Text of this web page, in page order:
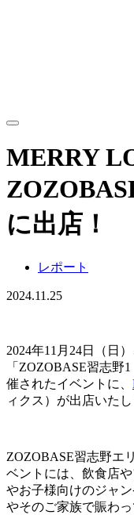
MERRY
に出店！
レポート
2024.11.25
2024年11月24日（日
「ZOZOBASE習志野
催されたイベントに、
ィクス）が出店いたし
ZOZOBASE習志野エ
ベントには、飲食店
やお子様向けのジャ
やそのご家族で賑わっ